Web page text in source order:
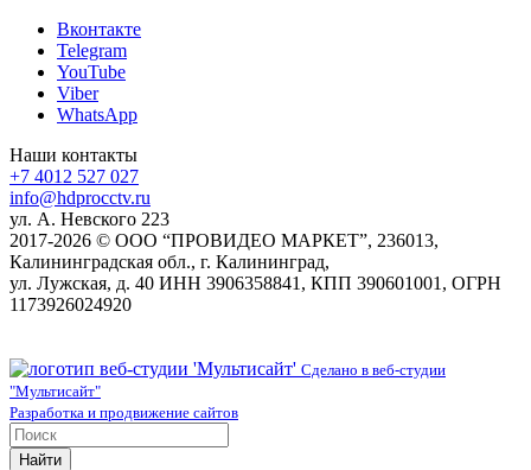
Вконтакте
Telegram
YouTube
Viber
WhatsApp
Наши контакты
+7 4012 527 027
info@hdprocctv.ru
ул. А. Невского 223
2017-2026 © ООО “ПРОВИДЕО МАРКЕТ”, 236013,
Калининградская обл., г. Калининград,
ул. Лужская, д. 40 ИНН 3906358841, КПП 390601001, ОГРН
1173926024920
Сделано в веб-студии
"Мультисайт"
Разработка и продвижение сайтов
Найти